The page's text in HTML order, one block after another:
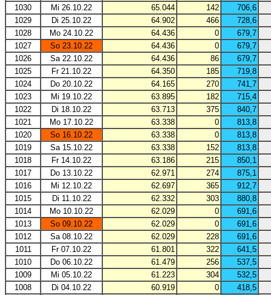
1030
Mi 26.10.22 65.044 142
706,6
1029
Di 25.10.22 64.902 466
728,6
1028
Mo 24.10.22 64.436 0
679,7
1027
So 23.10.22 64.436 0
679,7
1026
Sa 22.10.22 64.436 86
679,7
1025
Fr 21.10.22 64.350 185
719,8
1024
Do 20.10.22 64.165 270
741,7
1023
Mi 19.10.22 63.895 182
715,4
1022
Di 18.10.22 63.713 375
840,7
1021
Mo 17.10.22 63.338 0
813,8
1020
So 16.10.22 63.338 0
813,8
1019
Sa 15.10.22 63.338 152
813,8
1018
Fr 14.10.22 63.186 215
850,1
1017
Do 13.10.22 62.971 274
875,1
1016
Mi 12.10.22 62.697 365
912,7
1015
Di 11.10.22 62.332 303
880,8
1014
Mo 10.10.22 62.029 0
691,6
1013
So 09.10.22 62.029 0
691,6
1012
Sa 08.10.22 62.029 228
691,6
1011
Fr 07.10.22 61.801 322
641,5
1010
Do 06.10.22 61.479 256
537,5
1009
Mi 05.10.22 61.223 304
532,5
1008
Di 04.10.22 60.919 0
418,5